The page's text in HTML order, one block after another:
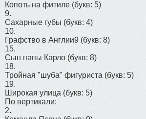
Копоть на фитиле (букв: 5)
9.
Сахарные губы (букв: 4)
10.
Графство в Англии9 (букв: 8)
15.
Сын папы Карло (букв: 8)
18.
Тройная "шуба" фигуриста (букв: 5)
19.
Широкая улица (букв: 5)
По вертикали:
2.